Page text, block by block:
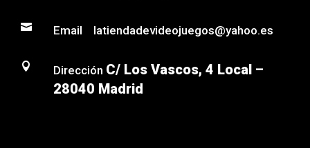
 Email latiendadevideojuegos@yahoo.es
 Dirección C/ Los Vascos, 4 Local –
28040 Madrid